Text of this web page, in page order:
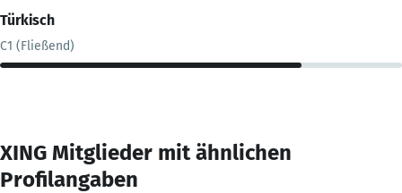
Türkisch
C1 (Fließend)
XING Mitglieder mit ähnlichen
Profilangaben